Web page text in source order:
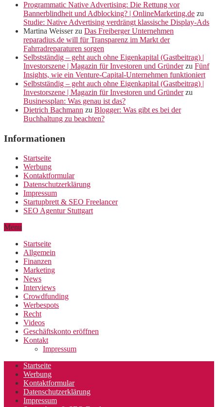
Programmatic Native Advertising: Die Rettung vor
Bannerblindheit und Adblocking? | OnlineMarketing.de zu
Studie: Native Advertising verdrängt klassische Display-Ads
Martina Weisserzu Das Freiberger Unternehmen
reparadius.de will für Transparenz im Markt der
Fahrradreparaturen sorgen
Selbstständig – geht auch ohne Eigenkapital (Gastbeitrag) |
Investorszene | Magazin für Investoren und Gründerzu Fünf
Insights, wie ein Venture-Capital-Unternehmen funktioniert
Selbstständig – geht auch ohne Eigenkapital (Gastbeitrag) |
Investorszene | Magazin für Investoren und Gründerzu
Businessplan: Was genau ist das?
Dietrich Bachmann zu Blogger: Was gibt es bei der
Buchhaltung zu beachten?
Informationen
Startseite
Werbung
Kontaktformular
Datenschutzerklärung
Impressum
Startupbrett & SEO Freelancer
SEO Agentur Stuttgart
Menu
Startseite
Allgemein
Finanzen
Marketing
News
Interviews
Crowdfunding
Werbespots
Recht
Videos
Geschäftskonto eröffnen
Kontakt
Impressum
Startseite
Werbung
Kontaktformular
Datenschutzerklärung
Impressum